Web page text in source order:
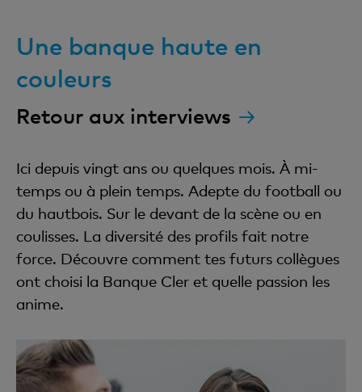
Une banque haute en
couleurs
Retour aux interviews
Ici depuis vingt ans ou quelques mois. À mi-
temps ou à plein temps. Adepte du football ou
du hautbois. Sur le devant de la scène ou en
coulisses. La diversité des profils fait notre
force. Découvre comment tes futurs collègues
ont choisi la Banque Cler et quelle passion les
anime.